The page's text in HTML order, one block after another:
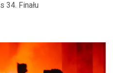
34. Finału